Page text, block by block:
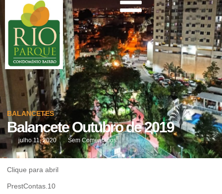
BALANCETES
Balancete Outubro de 2019
julho 11, 2020 Sem Comentários
Clique para abril
PrestContas.10